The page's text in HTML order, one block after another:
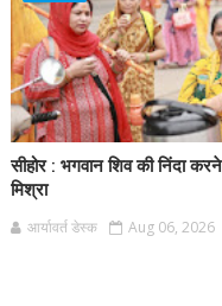
सीहोर : भगवान शिव की निंदा
मिश्रा
आर्यावर्त डेस्क Aug 06, 2026